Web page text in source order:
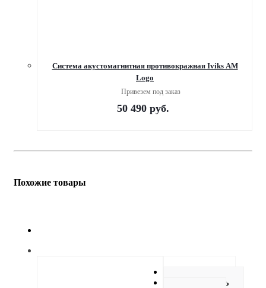
Система акустомагнитная противокражная Iviks AM
Logo
Привезем под заказ
50 490руб.
Похожие товары
Как купить